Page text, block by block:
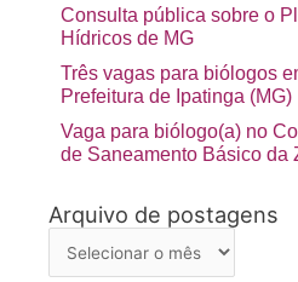
Consulta pública sobre o
Hídricos de MG
Três vagas para biólogos
Prefeitura de Ipatinga (MG)
Vaga para biólogo(a) no
de Saneamento Básico da
Arquivo de postagens
Arquivo